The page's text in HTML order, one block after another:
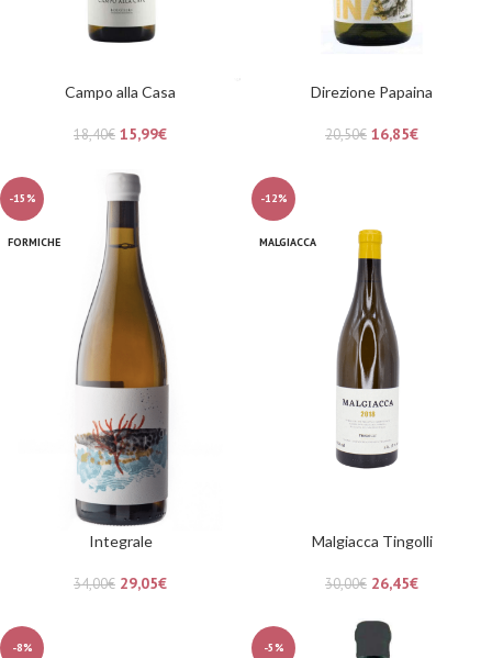
Campo alla Casa
18,40€ 15,99€
Direzione Papaina
20,50€ 16,85€
-15%
FORMICHE
Integrale
34,00€ 29,05€
-12%
MALGIACCA
Malgiacca Tingolli
30,00€ 26,45€
-8% -5%